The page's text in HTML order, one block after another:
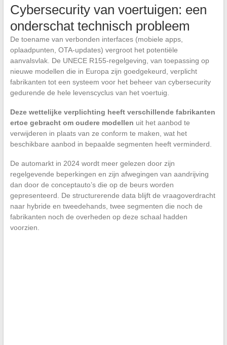
Cybersecurity van voertuigen: een
onderschat technisch probleem
De toename van verbonden interfaces (mobiele apps,
oplaadpunten, OTA-updates) vergroot het potentiële
aanvalsvlak. De UNECE R155-regelgeving, van toepassing op
nieuwe modellen die in Europa zijn goedgekeurd, verplicht
fabrikanten tot een systeem voor het beheer van cybersecurity
gedurende de hele levenscyclus van het voertuig.
Deze wettelijke verplichting heeft verschillende fabrikanten
ertoe gebracht om oudere modellen uit het aanbod te
verwijderen in plaats van ze conform te maken, wat het
beschikbare aanbod in bepaalde segmenten heeft verminderd.
De automarkt in 2024 wordt meer gelezen door zijn
regelgevende beperkingen en zijn afwegingen van aandrijving
dan door de conceptauto’s die op de beurs worden
gepresenteerd. De structurerende data blijft de vraagoverdracht
naar hybride en tweedehands, twee segmenten die noch de
fabrikanten noch de overheden op deze schaal hadden
voorzien.